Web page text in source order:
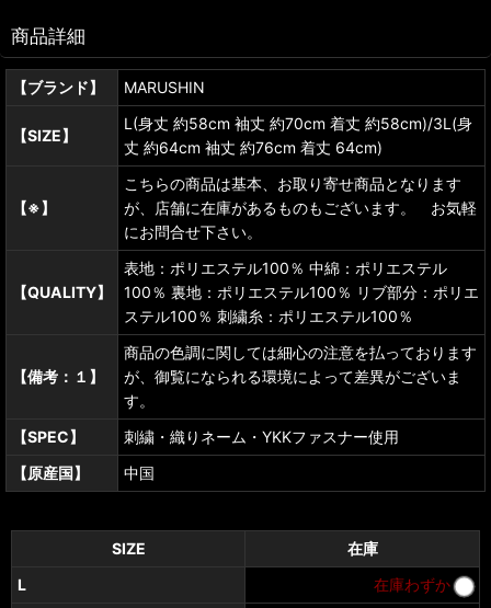
商品詳細
【ブランド】 MARUSHIN
【SIZE】
L(身丈 約58cm 袖丈 約70cm 着丈 約58cm)/3L(身
丈 約64cm 袖丈 約76cm 着丈 64cm)
【※】
こちらの商品は基本、お取り寄せ商品となります
が、店舗に在庫があるものもございます。 お気軽
にお問合せ下さい。
【QUALITY】
表地：ポリエステル100％ 中綿：ポリエステル
100％ 裏地：ポリエステル100％ リブ部分：ポリエ
ステル100％ 刺繍糸：ポリエステル100％
【備考：１】
商品の色調に関しては細心の注意を払っております
が、御覧になられる環境によって差異がございま
す。
【SPEC】
刺繍・織りネーム・YKKファスナー使用
【原産国】
中国
SIZE
在庫
L
在庫わずか